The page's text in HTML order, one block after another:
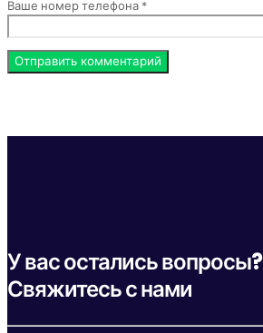
Ваше номер телефона *
У вас остались вопросы?
Свяжитесь с нами